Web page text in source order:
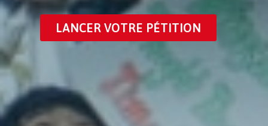
LANCER VOTRE PÉTITION